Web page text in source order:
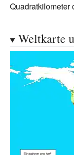
Quadratkilometer
Weltkarte